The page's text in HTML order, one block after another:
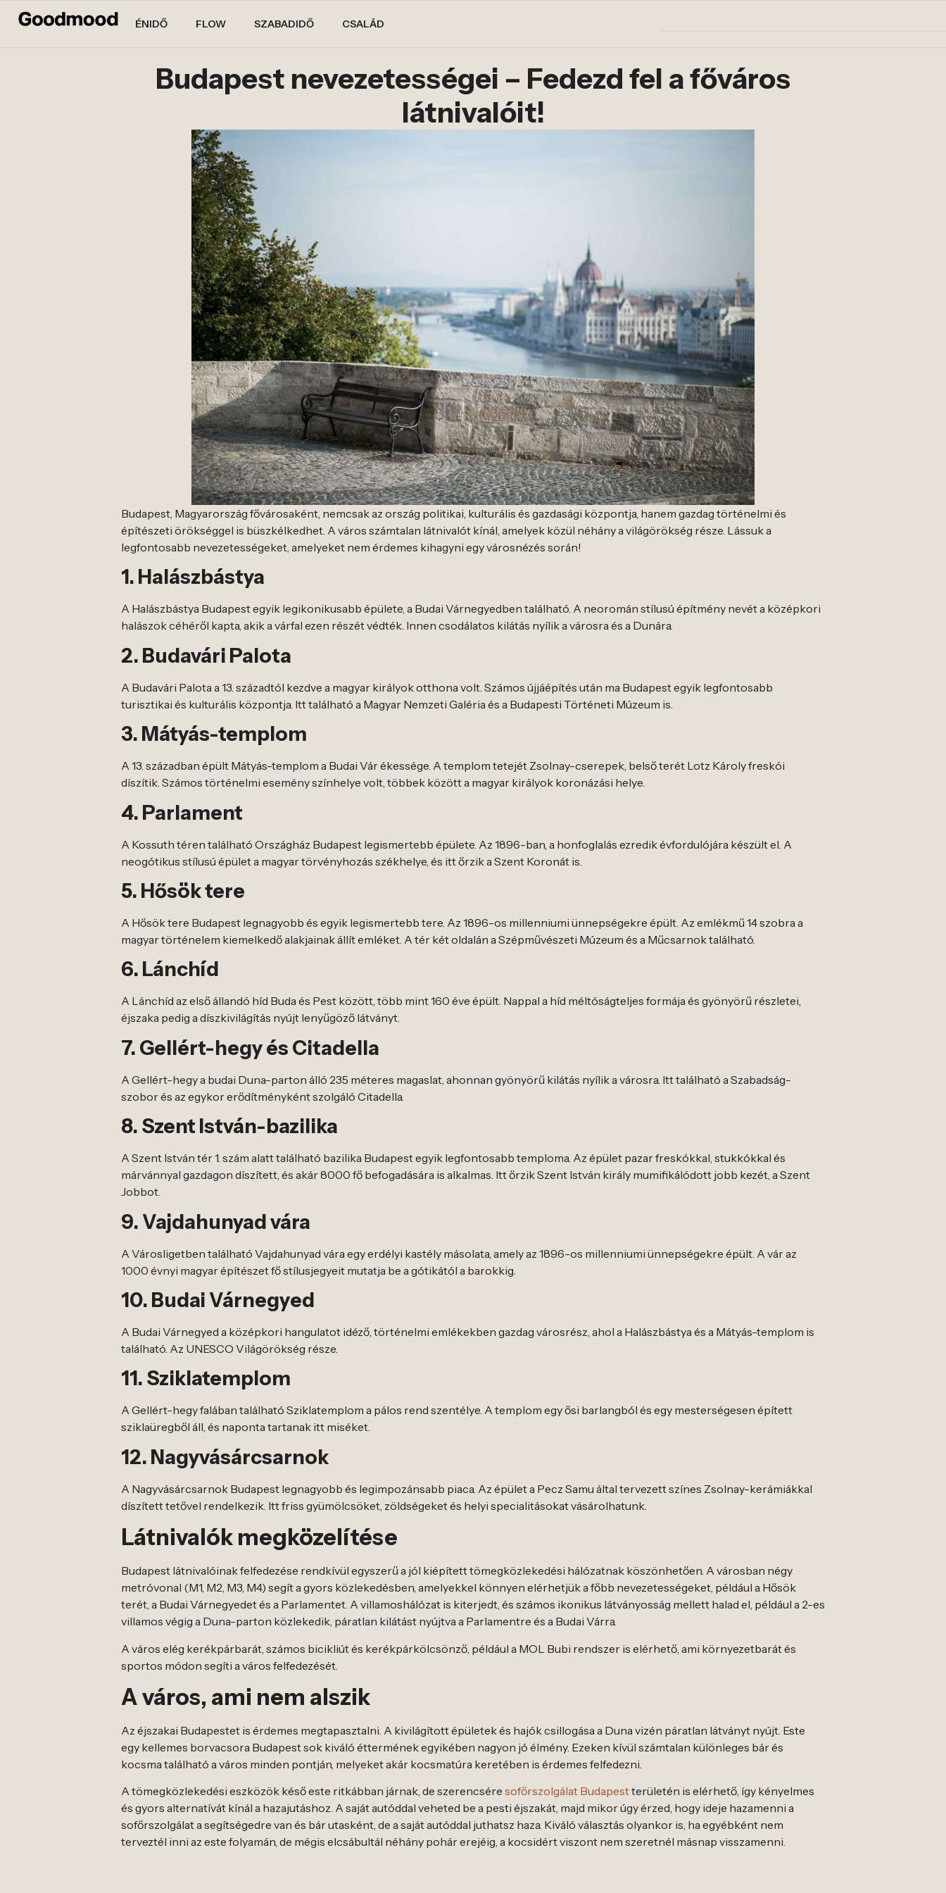
ÉNIDŐ FLOW SZABADIDŐ CSALÁD
Budapest nevezetességei – Fedezd fel a főváros
látnivalóit!
Budapest, Magyarország fővárosaként, nemcsak az ország politikai, kulturális és gazdasági központja, hanem gazdag történelmi és
építészeti örökséggel is büszkélkedhet. A város számtalan látnivalót kínál, amelyek közül néhány a világörökség része. Lássuk a
legfontosabb nevezetességeket, amelyeket nem érdemes kihagyni egy városnézés során!
1. Halászbástya
A Halászbástya Budapest egyik legikonikusabb épülete, a Budai Várnegyedben található. A neoromán stílusú építmény nevét a középkori
halászok céhéről kapta, akik a várfal ezen részét védték. Innen csodálatos kilátás nyílik a városra és a Dunára.
2. Budavári Palota
A Budavári Palota a 13. századtól kezdve a magyar királyok otthona volt. Számos újjáépítés után ma Budapest egyik legfontosabb
turisztikai és kulturális központja. Itt található a Magyar Nemzeti Galéria és a Budapesti Történeti Múzeum is.
3. Mátyás-templom
A 13. században épült Mátyás-templom a Budai Vár ékessége. A templom tetejét Zsolnay-cserepek, belső terét Lotz Károly freskói
díszítik. Számos történelmi esemény színhelye volt, többek között a magyar királyok koronázási helye.
4. Parlament
A Kossuth téren található Országház Budapest legismertebb épülete. Az 1896-ban, a honfoglalás ezredik évfordulójára készült el. A
neogótikus stílusú épület a magyar törvényhozás székhelye, és itt őrzik a Szent Koronát is.
5. Hősök tere
A Hősök tere Budapest legnagyobb és egyik legismertebb tere. Az 1896-os millenniumi ünnepségekre épült. Az emlékmű 14 szobra a
magyar történelem kiemelkedő alakjainak állít emléket. A tér két oldalán a Szépművészeti Múzeum és a Műcsarnok található.
6. Lánchíd
A Lánchíd az első állandó híd Buda és Pest között, több mint 160 éve épült. Nappal a híd méltóságteljes formája és gyönyörű részletei,
éjszaka pedig a díszkivilágítás nyújt lenyűgöző látványt.
7. Gellért-hegy és Citadella
A Gellért-hegy a budai Duna-parton álló 235 méteres magaslat, ahonnan gyönyörű kilátás nyílik a városra. Itt található a Szabadság-
szobor és az egykor erődítményként szolgáló Citadella.
8. Szent István-bazilika
A Szent István tér 1. szám alatt található bazilika Budapest egyik legfontosabb temploma. Az épület pazar freskókkal, stukkókkal és
márvánnyal gazdagon díszített, és akár 8000 fő befogadására is alkalmas. Itt őrzik Szent István király mumifikálódott jobb kezét, a Szent
Jobbot.
9. Vajdahunyad vára
A Városligetben található Vajdahunyad vára egy erdélyi kastély másolata, amely az 1896-os millenniumi ünnepségekre épült. A vár az
1000 évnyi magyar építészet fő stílusjegyeit mutatja be a gótikától a barokkig.
10. Budai Várnegyed
A Budai Várnegyed a középkori hangulatot idéző, történelmi emlékekben gazdag városrész, ahol a Halászbástya és a Mátyás-templom is
található. Az UNESCO Világörökség része.
11. Sziklatemplom
A Gellért-hegy falában található Sziklatemplom a pálos rend szentélye. A templom egy ősi barlangból és egy mesterségesen épített
sziklaüregből áll, és naponta tartanak itt miséket.
12. Nagyvásárcsarnok
A Nagyvásárcsarnok Budapest legnagyobb és legimpozánsabb piaca. Az épület a Pecz Samu által tervezett színes Zsolnay-kerámiákkal
díszített tetővel rendelkezik. Itt friss gyümölcsöket, zöldségeket és helyi specialitásokat vásárolhatunk.
Látnivalók megközelítése
Budapest látnivalóinak felfedezése rendkívül egyszerű a jól kiépített tömegközlekedési hálózatnak köszönhetően. A városban négy
metróvonal (M1, M2, M3, M4) segít a gyors közlekedésben, amelyekkel könnyen elérhetjük a főbb nevezetességeket, például a Hősök
terét, a Budai Várnegyedet és a Parlamentet. A villamoshálózat is kiterjedt, és számos ikonikus látványosság mellett halad el, például a 2-es
villamos végig a Duna-parton közlekedik, páratlan kilátást nyújtva a Parlamentre és a Budai Várra.
A város elég kerékpárbarát, számos bicikliút és kerékpárkölcsönző, például a MOL Bubi rendszer is elérhető, ami környezetbarát és
sportos módon segíti a város felfedezését.
A város, ami nem alszik
Az éjszakai Budapestet is érdemes megtapasztalni. A kivilágított épületek és hajók csillogása a Duna vizén páratlan látványt nyújt. Este
egy kellemes borvacsora Budapest sok kiváló éttermének egyikében nagyon jó élmény. Ezeken kívül számtalan különleges bár és
kocsma található a város minden pontján, melyeket akár kocsmatúra keretében is érdemes felfedezni.
A tömegközlekedési eszközök késő este ritkábban járnak, de szerencsére sofőrszolgálat Budapestterületén is elérhető, így kényelmes
és gyors alternatívát kínál a hazajutáshoz. A saját autóddal veheted be a pesti éjszakát, majd mikor úgy érzed, hogy ideje hazamenni a
sofőrszolgálat a segítségedre van és bár utasként, de a saját autóddal juthatsz haza. Kiváló választás olyankor is, ha egyébként nem
terveztél inni az este folyamán, de mégis elcsábultál néhány pohár erejéig, a kocsidért viszont nem szeretnél másnap visszamenni.